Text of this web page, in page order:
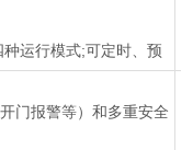
运行模式;可定时、预
门报警等）和多重安全